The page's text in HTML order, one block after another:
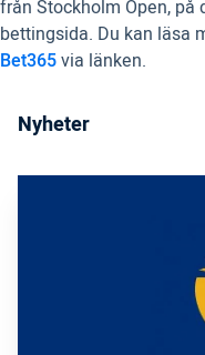
från Stockholm Open, på
bettingsida. Du kan läsa
Bet365via länken.
Nyheter